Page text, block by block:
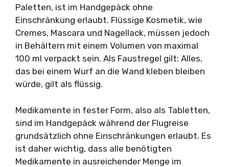
Paletten, ist im Handgepäck ohne
Einschränkung erlaubt. Flüssige Kosmetik, wie
Cremes, Mascara und Nagellack, müssen jedoch
in Behältern mit einem Volumen von maximal
100 ml verpackt sein. Als Faustregel gilt: Alles,
das bei einem Wurf an die Wand kleben bleiben
würde, gilt als flüssig.
Medikamente in fester Form, also als Tabletten,
sind im Handgepäck während der Flugreise
grundsätzlich ohne Einschränkungen erlaubt. Es
ist daher wichtig, dass alle benötigten
Medikamente in ausreichender Menge im